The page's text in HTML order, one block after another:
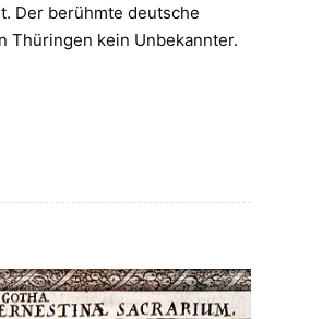
Der berühmte deutsche
Thüringen kein Unbekannter.